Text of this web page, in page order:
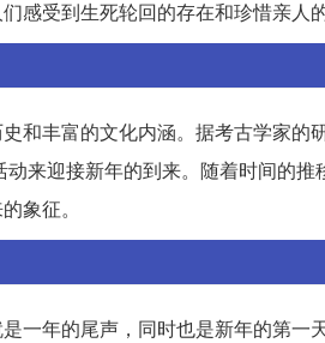
感受到生死轮回的存在和珍惜亲人的
和丰富的文化内涵。据考古学家的
来迎接新年的到来。随着时间的推
象征。
一年的尾声，同时也是新年的第一